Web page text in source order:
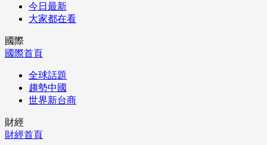
今日最新
大家都在看
國際
國際首頁
全球話題
趨勢中國
世界新台商
財經
財經首頁